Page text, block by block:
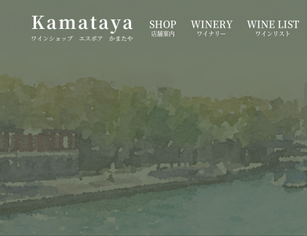
SHOP
店舗案内
WINERY
ワイナリー
WINE LIST
ワインリスト